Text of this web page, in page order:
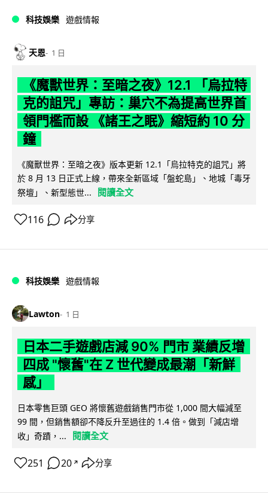
科技娛樂 遊戲情報
天恩 1 日
《魔獸世界：至暗之夜》12.1 「烏拉特
克的詛咒」專訪：巢穴不為提高世界首
領門檻而設 《諸王之眠》縮短約 10 分
鐘
《魔獸世界：至暗之夜》版本更新 12.1「烏拉特克的詛咒」將
於 8 月 13 日正式上線，帶來全新區域「盤蛇島」、地城「毒牙
祭壇」、新型態世...
閱讀全文
116 分享
科技娛樂 遊戲情報
Lawton 1 日
日本二手遊戲店減 90% 門市 業績反增
四成 "懷舊"在 Z 世代變成最潮「新鮮
感」
日本零售巨頭 GEO 將懷舊遊戲銷售門市從 1,000 間大幅減至
99 間，但銷售額卻不降反升至過往的 1.4 倍。做到「減店增
收」奇蹟，...
閱讀全文
251 20 ↗ 分享